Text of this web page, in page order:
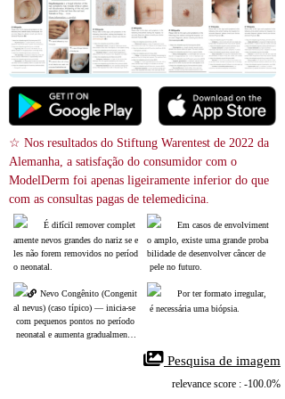
☆ Nos resultados do Stiftung Warentest de 2022 da
Alemanha, a satisfação do consumidor com o
ModelDerm foi apenas ligeiramente inferior do que
com as consultas pagas de telemedicina.
É difícil remover complet
amente nevos grandes do nariz se e
les não forem removidos no períod
o neonatal.
Nevo Congênito (Congenit
al nevus) (caso típico) ― inicia‑se
com pequenos pontos no período
neonatal e aumenta gradualmente.
Em casos de envolviment
o amplo, existe uma grande proba
bilidade de desenvolver câncer de
pele no futuro.
Por ter formato irregular,
é necessária uma biópsia.
Pesquisa de imagem
relevance score : -100.0%